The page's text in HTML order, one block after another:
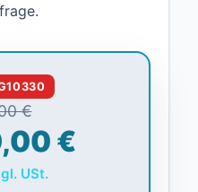
€
€
USt.